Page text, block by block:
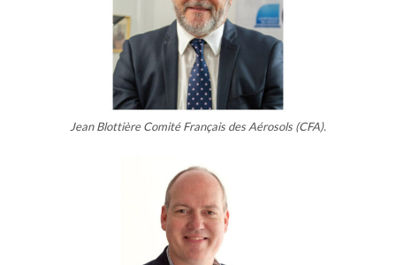
Jean Blottière Comité Français des Aérosols (CFA).